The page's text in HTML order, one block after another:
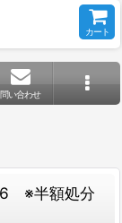
カート
問い合わせ
6 ※半額処分